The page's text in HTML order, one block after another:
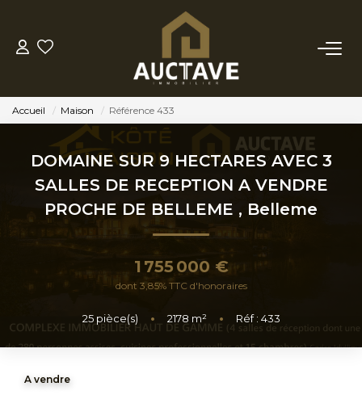
ACHETER
ESTIMER
BIENS VENDUS
NOTRE AGENCE
NOTRE PHILOSOPHIE
CONTACT
Accueil Maison Référence 433
DOMAINE SUR 9 HECTARES AVEC 3
SALLES DE RECEPTION A VENDRE
PROCHE DE BELLEME , Belleme
1 755 000 €
dont 3,85% TTC d'honoraires
25pièce(s) • 2178 m² • Réf : 433
A vendre